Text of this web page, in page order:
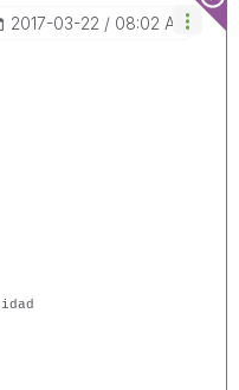
‎2017-03-22 08:02 AM